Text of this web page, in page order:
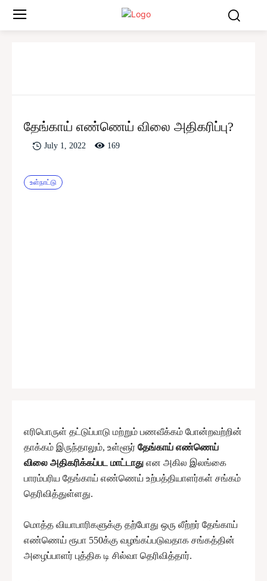
தேங்காய் எண்ணெய் விலை அதிகரிப்பு?
July 1, 2022 169
உள்நாட்டு
எரிபொருள் தட்டுப்பாடு மற்றும் பணவீக்கம் போன்றவற்றின்
தாக்கம் இருந்தாலும், உள்ளூர் தேங்காய் எண்ணெய்
விலை அதிகரிக்கப்பட மாட்டாது என அகில இலங்கை
பாரம்பரிய தேங்காய் எண்ணெய் உற்பத்தியாளர்கள் சங்கம்
தெரிவித்துள்ளது.
மொத்த வியாபாரிகளுக்கு தற்போது ஒரு லீற்றர் தேங்காய்
எண்ணெய் ரூபா 550க்கு வழங்கப்படுவதாக சங்கத்தின்
அழைப்பாளர் புத்திக டி சில்வா தெரிவித்தார்.